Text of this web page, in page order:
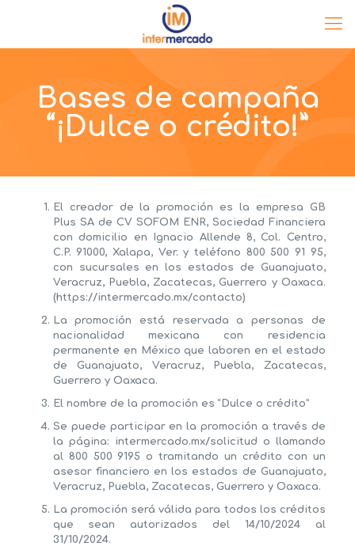
Bases de campaña
“¡Dulce o crédito!”
El creador de la promoción es la empresa GB
Plus SA de CV SOFOM ENR, Sociedad Financiera
con domicilio en Ignacio Allende 8, Col. Centro,
C.P. 91000, Xalapa, Ver. y teléfono 800 500 91 95,
con sucursales en los estados de Guanajuato,
Veracruz, Puebla, Zacatecas, Guerrero y Oaxaca.
(https://intermercado.mx/contacto)
La promoción está reservada a personas de
nacionalidad mexicana con residencia
permanente en México que laboren en el estado
de Guanajuato, Veracruz, Puebla, Zacatecas,
Guerrero y Oaxaca.
El nombre de la promoción es “ Dulce o crédito”
Se puede participar en la promoción a través de
la página: intermercado.mx/solicitud o llamando
al 800 500 9195 o tramitando un crédito con un
asesor financiero en los estados de Guanajuato,
Veracruz, Puebla, Zacatecas, Guerrero y Oaxaca.
La promoción será válida para todos los créditos
que sean autorizados del 14/10/2024 al
31/10/2024.